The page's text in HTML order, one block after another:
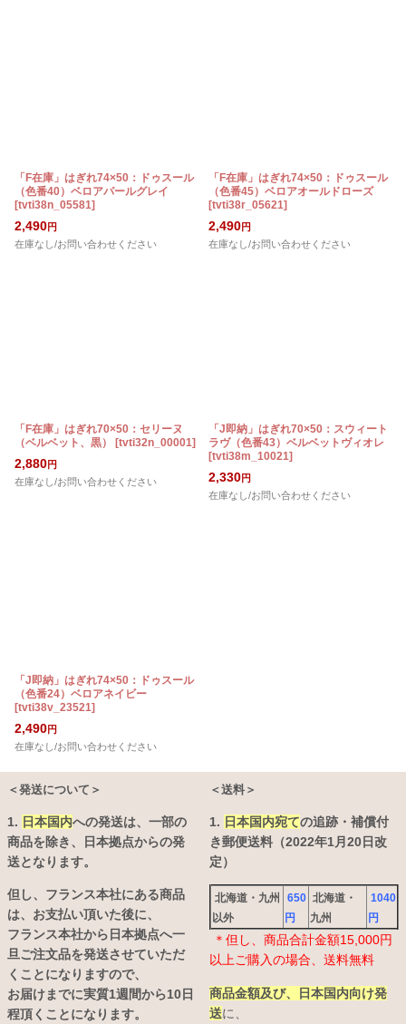
「F在庫」はぎれ74×50：ドゥスール
（色番40）ベロアパールグレイ
[tvti38n_05581]
2,490円
在庫なし/お問い合わせください
「F在庫」はぎれ74×50：ドゥスール
（色番45）ベロアオールドローズ
[tvti38r_05621]
2,490円
在庫なし/お問い合わせください
「F在庫」はぎれ70×50：セリーヌ
（ベルベット、黒）
[tvti32n_00001]
2,880円
在庫なし/お問い合わせください
「J即納」はぎれ70×50：スウィート
ラヴ（色番43）ベルベットヴィオレ
[tvti38m_10021]
2,330円
在庫なし/お問い合わせください
「J即納」はぎれ74×50：ドゥスール
（色番24）ベロアネイビー
[tvti38v_23521]
2,490円
在庫なし/お問い合わせください
＜発送について＞
1. 日本国内への発送は、 一部の
商品を除き、日本拠点からの発
送となります。
但し、フランス本社にある商品
は、お支払い頂いた後に、
フランス本社から日本拠点へ一
旦ご注文品を発送させていただ
くことになりますので、
お届けまでに実質1週間から10日
程頂くことになります。
＜送料＞
1. 日本国内宛ての追跡・補償付
き郵便送料（2022年1月20日改
定）
北海道・九州
以外
650
円
北海道・
九州
1040
円
＊但し、商品合計金額15,000円
以上ご購入の場合、送料無料
商品金額及び、日本国内向け発
送に、